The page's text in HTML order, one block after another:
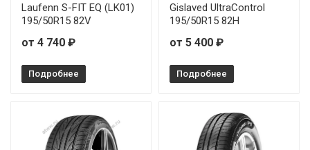
Laufenn S-FIT EQ (LK01)
195/50R15 82V
от 4 740 ₽
Подробнее
Gislaved UltraControl
195/50R15 82H
от 5 400 ₽
Подробнее